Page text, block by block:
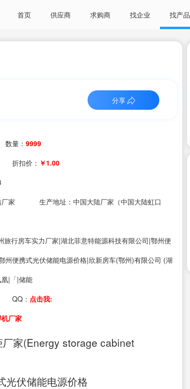
首页 供应商 求购商 找企业 找产品
分享
数量：9999
折扣价： ￥1.00
家
生产地址：中国大陆厂家（中国大陆虹口
旅行房车实力厂家|湖北菲意特能源科技有限公司|鄂州便
州便携式光伏储能电源价格|欣新房车(鄂州)有限公司 (湖
|「|储能
QQ： 点击我:
厂家
厂家(Energy storage cabinet
光伏储能电源价格